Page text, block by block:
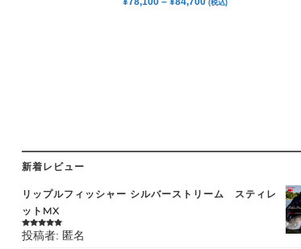
(税込)
新着レビュー
リップルフィッシャー シルバーストリーム スティレ
ットMX
5段階中5の
評価
投稿者: 匿名